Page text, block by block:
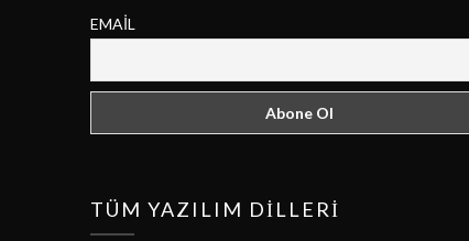
EMAIL
TÜM YAZILIM DILLERI